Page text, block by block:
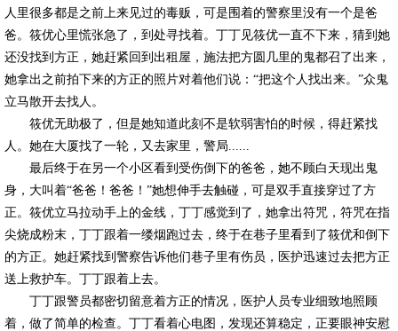
人里很多都是之前上来见过的毒贩，可是围着的警察里没有一个是爸
爸。筱优心里慌张急了，到处寻找着。丁丁见筱优一直不下来，猜到她
还没找到方正，她赶紧回到出租屋，施法把方圆几里的鬼都召了出来，
她拿出之前拍下来的方正的照片对着他们说：“把这个人找出来。”众鬼
立马散开去找人。
筱优无助极了，但是她知道此刻不是软弱害怕的时候，得赶紧找
人。她在大厦找了一轮，又去家里，警局......
最后终于在另一个小区看到受伤倒下的爸爸，她不顾白天现出鬼
身，大叫着“爸爸！爸爸！”她想伸手去触碰，可是双手直接穿过了方
正。筱优立马拉动手上的金线，丁丁感觉到了，她拿出符咒，符咒在指
尖烧成粉末，丁丁跟着一缕烟跑过去，终于在巷子里看到了筱优和倒下
的方正。她赶紧找到警察告诉他们巷子里有伤员，医护迅速过去把方正
送上救护车。丁丁跟着上去。
丁丁跟警员都密切留意着方正的情况，医护人员专业细致地照顾
着，做了简单的检查。丁丁看着心电图，发现还算稳定，正要眼神安慰